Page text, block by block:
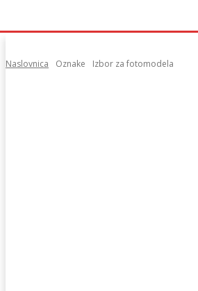
Naslovnica Oznake Izbor za fotomodela